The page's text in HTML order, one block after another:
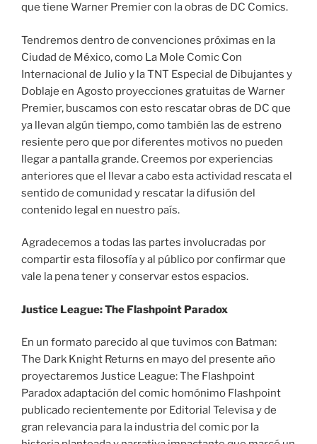
que tiene Warner Premier con la obras de DC Comics.
Tendremos dentro de convenciones próximas en la
Ciudad de México, como La Mole Comic Con
Internacional de Julio y la TNT Especial de Dibujantes y
Doblaje en Agosto proyecciones gratuitas de Warner
Premier, buscamos con esto rescatar obras de DC que
ya llevan algún tiempo, como también las de estreno
resiente pero que por diferentes motivos no pueden
llegar a pantalla grande. Creemos por experiencias
anteriores que el llevar a cabo esta actividad rescata el
sentido de comunidad y rescatar la difusión del
contenido legal en nuestro país.
Agradecemos a todas las partes involucradas por
compartir esta filosofía y al público por confirmar que
vale la pena tener y conservar estos espacios.
Justice League: The Flashpoint Paradox
En un formato parecido al que tuvimos con Batman:
The Dark Knight Returns en mayo del presente año
proyectaremos Justice League: The Flashpoint
Paradox adaptación del comic homónimo Flashpoint
publicado recientemente por Editorial Televisa y de
gran relevancia para la industria del comic por la